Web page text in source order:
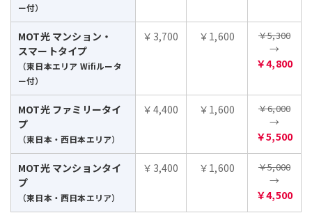
ー付）
MOT光 マンション・
スマートタイプ
（東日本エリア Wifiルータ
ー付）
￥3,700 ￥1,600 ￥5,300
→
￥4,800
MOT光 ファミリータイ
プ
（東日本・西日本エリア）
￥4,400 ￥1,600 ￥6,000
→
￥5,500
MOT光 マンションタイ
プ
（東日本・西日本エリア）
￥3,400 ￥1,600 ￥5,000
→
￥4,500